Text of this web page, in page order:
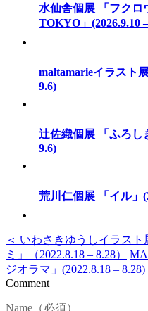
水仙舎個展 「フクロ
TOKYO」(2026.9.10
maltamarieイラスト
9.6)
辻佐織個展 「ふろし
9.6)
荒川仁個展 「イル」
＜ いわさきゆうしイラス
ミ」（2022.8.18 – 8.28）
ジオラマ」(2022.8.18 – 8.28)
Comment
Name（必須）